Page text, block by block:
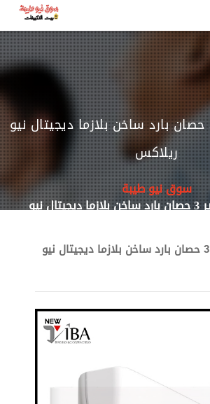
تكييف فرى اير 3 حصان بارد ساخن بلازما ديجيتال نيو
ريلاكس
سوق نيو طيبة
تكييف فرى اير 3 حصان بارد ساخن بلازما ديجيتال نيو
تكييف فرى اير 3 حصان بارد ساخن بلازما ديجيتال نيو